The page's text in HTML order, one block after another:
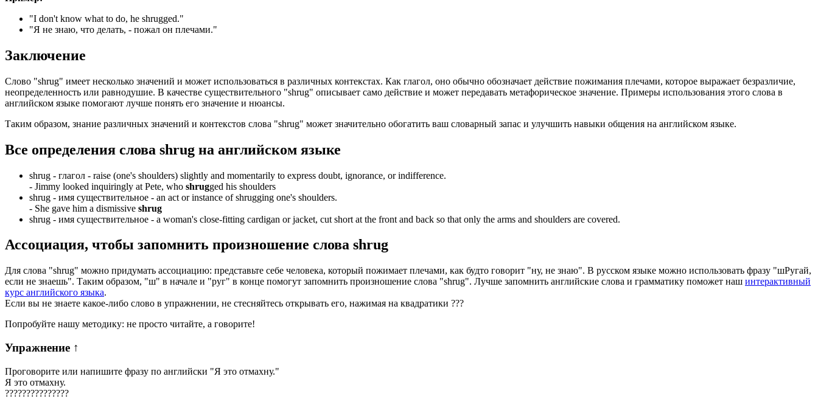
"I don't know what to do, he shrugged."
"Я не знаю, что делать, - пожал он плечами."
Заключение
Слово "shrug" имеет несколько значений и может использоваться в различных контекстах. Как глагол, оно обычно обозначает действие пожимания плечами, которое выражает безразличие,
неопределенность или равнодушие. В качестве существительного "shrug" описывает само действие и может передавать метафорическое значение. Примеры использования этого слова в
английском языке помогают лучше понять его значение и нюансы.
Таким образом, знание различных значений и контекстов слова "shrug" может значительно обогатить ваш словарный запас и улучшить навыки общения на английском языке.
Все определения слова shrug на английском языке
shrug - глагол - raise (one's shoulders) slightly and momentarily to express doubt, ignorance, or indifference.
- Jimmy looked inquiringly at Pete, who shrugged his shoulders
shrug - имя существительное - an act or instance of shrugging one's shoulders.
- She gave him a dismissive shrug
shrug - имя существительное - a woman's close-fitting cardigan or jacket, cut short at the front and back so that only the arms and shoulders are covered.
Ассоциация, чтобы запомнить произношение слова shrug
Для слова "shrug" можно придумать ассоциацию: представьте себе человека, который пожимает плечами, как будто говорит "ну, не знаю". В русском языке можно использовать фразу "шРугай,
если не знаешь". Таким образом, "ш" в начале и "руг" в конце помогут запомнить произношение слова "shrug". Лучше запомнить английские слова и грамматику поможет наш интерактивный
курс английского языка.
Если вы не знаете какое-либо слово в упражнении, не стесняйтесь открывать его, нажимая на квадратики ???
Попробуйте нашу методику: не просто читайте, а говорите!
Упражнение ↑
Проговорите или напишите фразу по английски "Я это отмахну."
Я это отмахну.
???????????????